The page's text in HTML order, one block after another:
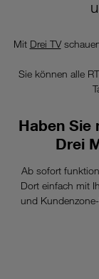
Mit Drei TV
Sie können alle
Haben Sie
Drei
Ab sofort
Dort einfach mit
und